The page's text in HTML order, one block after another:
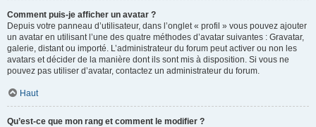
Comment puis-je afficher un avatar ?
Depuis votre panneau d’utilisateur, dans l’onglet « profil » vous pouvez ajouter
un avatar en utilisant l’une des quatre méthodes d’avatar suivantes : Gravatar,
galerie, distant ou importé. L’administrateur du forum peut activer ou non les
avatars et décider de la manière dont ils sont mis à disposition. Si vous ne
pouvez pas utiliser d’avatar, contactez un administrateur du forum.
Haut
Qu’est-ce que mon rang et comment le modifier ?